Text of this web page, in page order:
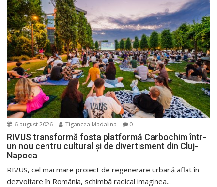
6 august 2026 Tigancea Madalina 0
RIVUS transformă fosta platformă Carbochim într-
un nou centru cultural și de divertisment din Cluj-
Napoca
RIVUS, cel mai mare proiect de regenerare urbană aflat în
dezvoltare în România, schimbă radical imaginea...